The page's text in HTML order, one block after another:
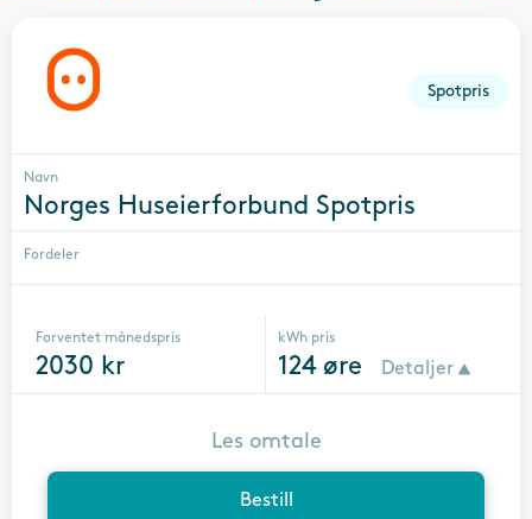
Spotpris
Navn
Norges Huseierforbund Spotpris
Fordeler
Forventet månedspris
2030 kr
kWh pris
124øre Detaljer
Bestill
Les omtale